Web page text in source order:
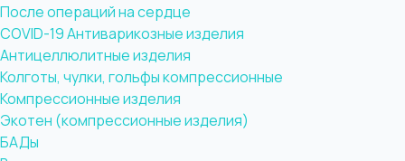
После операций на сердце
COVID-19Антиварикозные изделия
Антицеллюлитные изделия
Колготы, чулки, гольфы компрессионные
Компрессионные изделия
Экотен (компрессионные изделия)
БАДы